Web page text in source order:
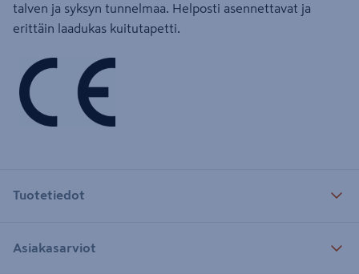
talven ja syksyn tunnelmaa. Helposti asennettavat ja
erittäin laadukas kuitutapetti.
Tuotetiedot
Asiakasarviot